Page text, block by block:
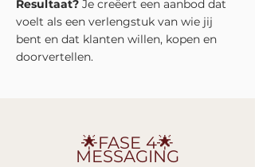
Resultaat? Je creëert een aanbod dat
voelt als een verlengstuk van wie jij
bent en dat klanten willen, kopen en
doorvertellen.
🌟FASE 4🌟
MESSAGING